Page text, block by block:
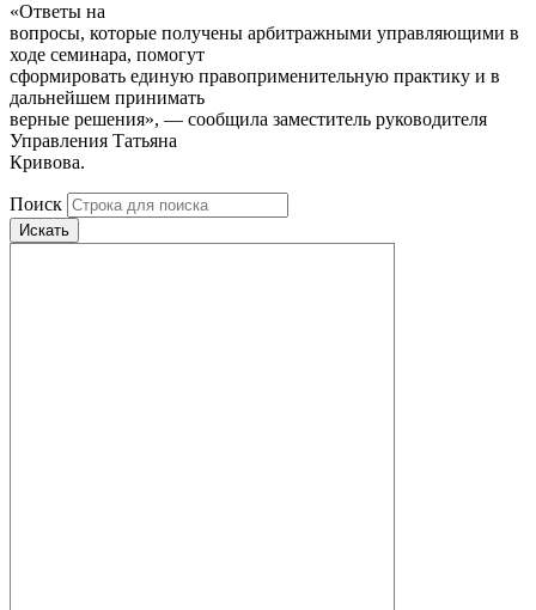
«Ответы на
вопросы, которые получены арбитражными управляющими в
ходе семинара, помогут
сформировать единую правоприменительную практику и в
дальнейшем принимать
верные решения», — сообщила заместитель руководителя
Управления Татьяна
Кривова.
Поиск
Искать